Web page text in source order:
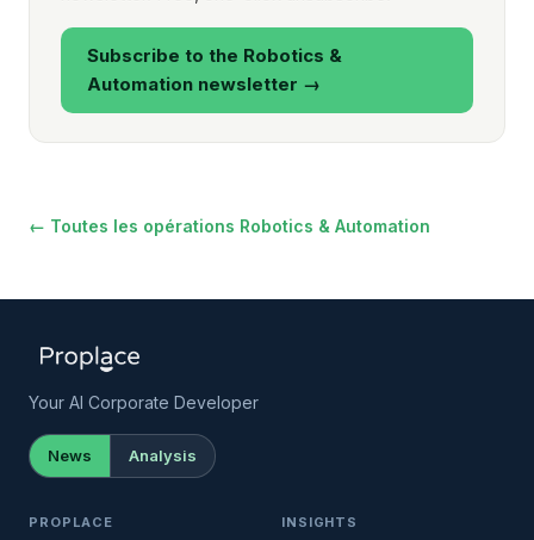
Subscribe to the Robotics &
Automation newsletter →
← Toutes les opérations Robotics & Automation
Your AI Corporate Developer
News Analysis
PROPLACE INSIGHTS